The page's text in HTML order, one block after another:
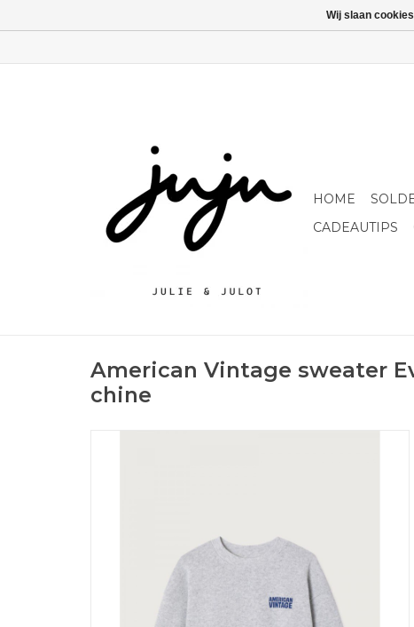
HOME
CADEAUTIPS
American Vintage sweater
chine
Wij slaan